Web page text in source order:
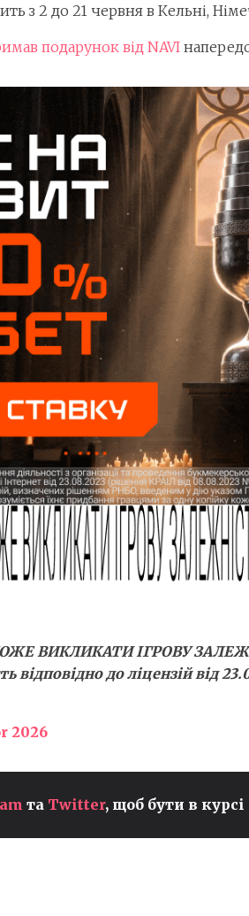
з 2 до 21 червня в Кельні,
подарунок від NAVI
ВИКЛИКАТИ ІГРОВУ
відповідно до ліцензій
2026
та Twitter, щоб бути в курсі
PEYZ ІЗ
ЗВАННЯ
У СВІТІ